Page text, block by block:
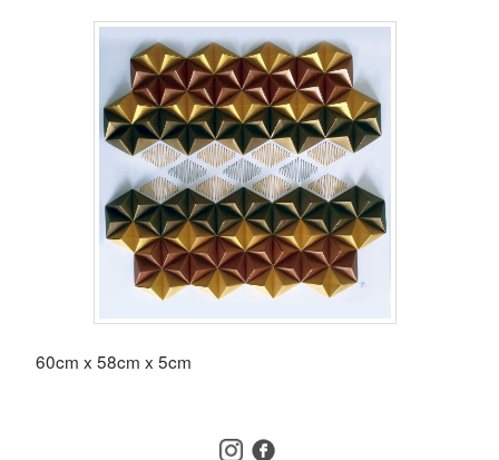
60cm x 58cm x 5cm
instagramfacebook